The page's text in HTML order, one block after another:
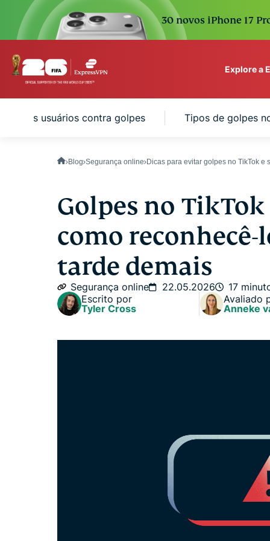
30 novos iPhone 17
Explore a
VPN protection for
seus usuários contra golpes Tipos de golpes
Blog Segurança online Dicas para evitar golpes no TikTok e
Golpes no
como reconhecê-
tarde demais
Segurança online 22.05.2026
17
Escrito por
Tyler Cross
Avaliado
Anneke